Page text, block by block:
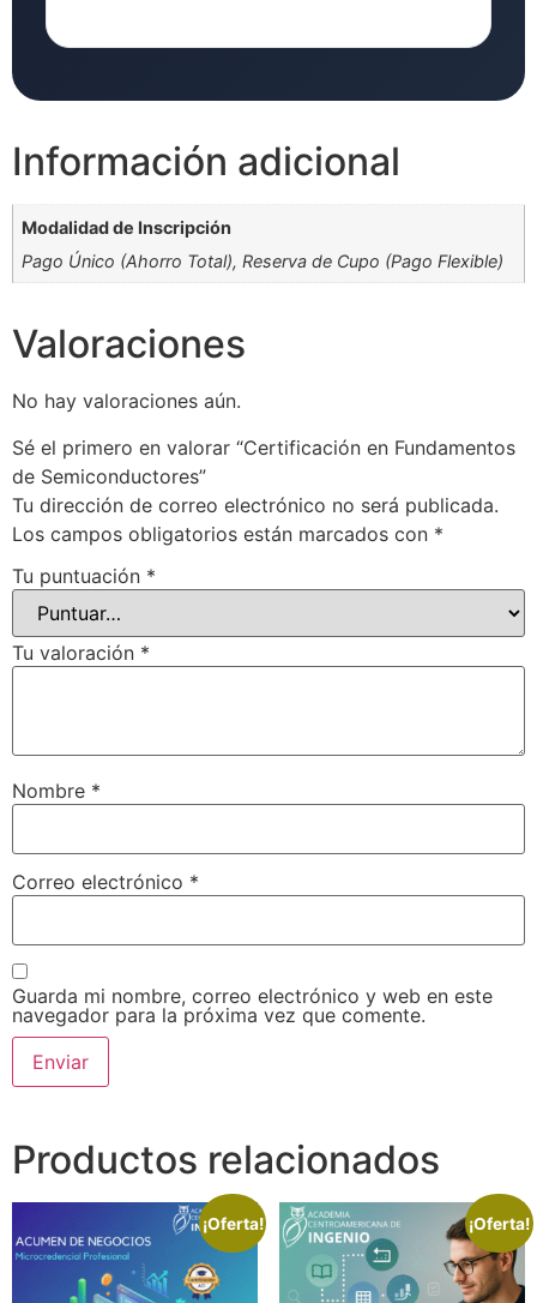
Información adicional
Modalidad de Inscripción
Pago Único (Ahorro Total), Reserva de Cupo (Pago Flexible)
Valoraciones
No hay valoraciones aún.
Sé el primero en valorar “Certificación en Fundamentos
de Semiconductores”
Tu dirección de correo electrónico no será publicada.
Los campos obligatorios están marcados con *
Tu puntuación *
Tu valoración *
Nombre *
Correo electrónico *
Guarda mi nombre, correo electrónico y web en este
navegador para la próxima vez que comente.
Productos relacionados
¡Oferta! ¡Oferta!